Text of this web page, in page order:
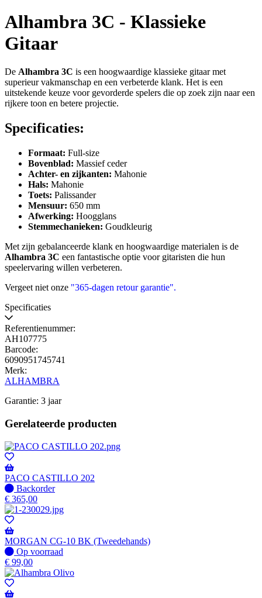
Alhambra 3C - Klassieke
Gitaar
De Alhambra 3C is een hoogwaardige klassieke gitaar met
superieur vakmanschap en een verbeterde klank. Het is een
uitstekende keuze voor gevorderde spelers die op zoek zijn naar een
rijkere toon en betere projectie.
Specificaties:
Formaat: Full-size
Bovenblad: Massief ceder
Achter- en zijkanten: Mahonie
Hals: Mahonie
Toets: Palissander
Mensuur: 650 mm
Afwerking: Hoogglans
Stemmechanieken: Goudkleurig
Met zijn gebalanceerde klank en hoogwaardige materialen is de
Alhambra 3C een fantastische optie voor gitaristen die hun
speelervaring willen verbeteren.
Vergeet niet onze "365-dagen retour garantie".
Specificaties
Referentienummer:
AH107775
Barcode:
6090951745741
Merk:
ALHAMBRA
Garantie: 3 jaar
Gerelateerde producten
PACO CASTILLO 202
Niet
op
voorraad
-
Wordt
verzonden
wanneer
beschikbaar
Backorder
€ 365,00
MORGAN CG-10 BK (Tweedehands)
Op
voorraad
Op voorraad
€ 99,00